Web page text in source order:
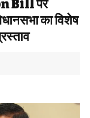
Bill पर
का विशेष